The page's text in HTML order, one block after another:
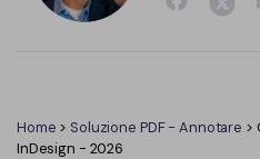
Home > Soluzione PDF - Annotare >
InDesign - 2026